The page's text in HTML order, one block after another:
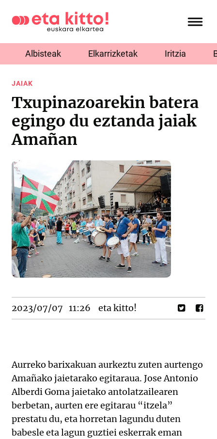
Albisteak Elkarrizketak Iritzia
JAIAK
Txupinazoarekin batera
egingo du eztanda jaiak
Amañan
2023/07/07 11:26 eta kitto!
Aurreko barixakuan aurkeztu zuten aurtengo
Amañako jaietarako egitaraua. Jose Antonio
Alberdi Goma jaietako antolatzailearen
berbetan, aurten ere egitarau “itzela”
prestatu du, eta horretan lagundu duten
babesle eta lagun guztiei eskerrak eman